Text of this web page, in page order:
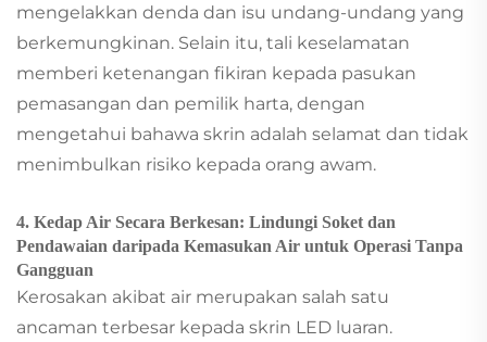
mengelakkan denda dan isu undang-undang yang
berkemungkinan. Selain itu, tali keselamatan
memberi ketenangan fikiran kepada pasukan
pemasangan dan pemilik harta, dengan
mengetahui bahawa skrin adalah selamat dan tidak
menimbulkan risiko kepada orang awam.
4. Kedap Air Secara Berkesan: Lindungi Soket dan
Pendawaian daripada Kemasukan Air untuk Operasi Tanpa
Gangguan
Kerosakan akibat air merupakan salah satu
ancaman terbesar kepada skrin LED luaran.